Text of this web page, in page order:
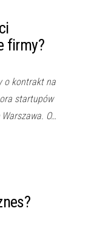
firmy?
o kontrakt na
startupów
O…